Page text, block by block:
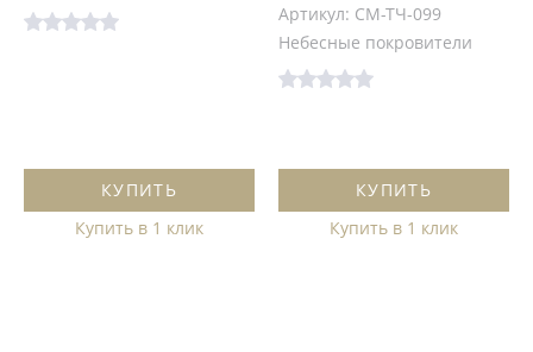
КУПИТЬ
Купить в 1 клик
Артикул: СМ-ТЧ-099
Небесные покровители
КУПИТЬ
Купить в 1 клик